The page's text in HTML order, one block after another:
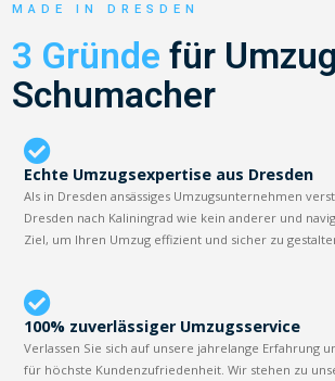
MADE IN DRESDEN
3 Gründe für Umzug
Schumacher
Echte Umzugsexpertise aus Dresden
Als in Dresden ansässiges Umzugsunternehmen
Dresden nach Kaliningrad wie kein anderer und
Ziel, um Ihren Umzug effizient und sicher zu
100% zuverlässiger Umzugsservice
Verlassen Sie sich auf unsere jahrelange Erfahrung
für höchste Kundenzufriedenheit. Wir stehen zu